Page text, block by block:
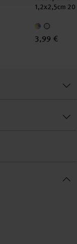
1,2x2,5cm
3,99 €